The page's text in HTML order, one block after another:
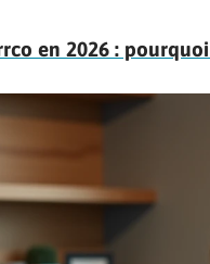
en 2026 :